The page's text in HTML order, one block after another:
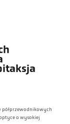
półprzewodnikowych
o wysokiej